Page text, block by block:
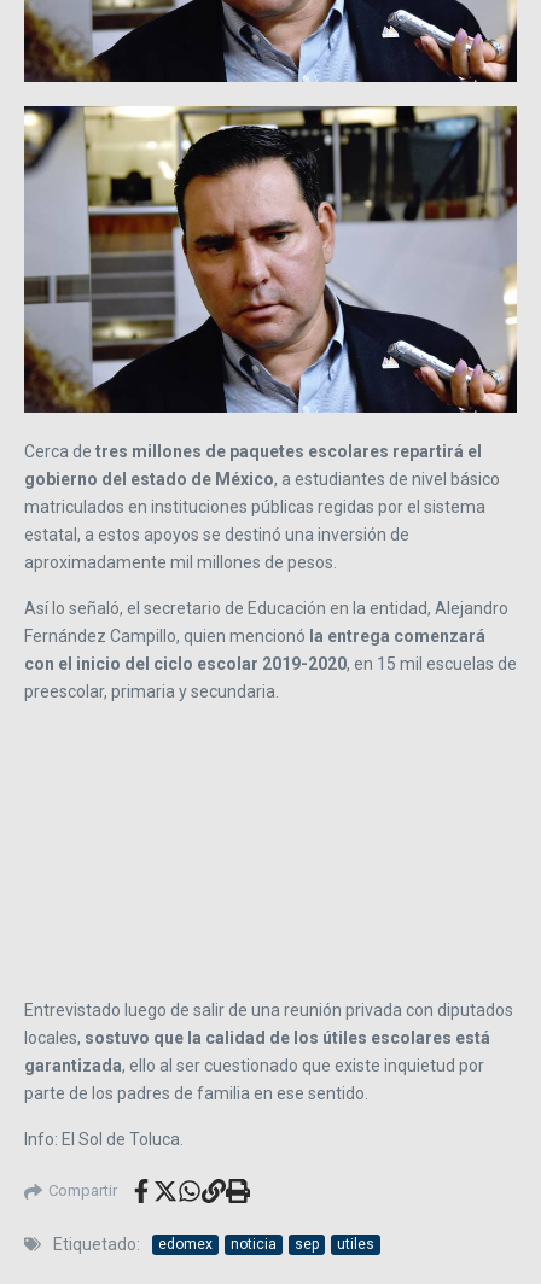
Cerca de tres millones de paquetes escolares repartirá el
gobierno del estado de México, a estudiantes de nivel básico
matriculados en instituciones públicas regidas por el sistema
estatal, a estos apoyos se destinó una inversión de
aproximadamente mil millones de pesos.
Así lo señaló, el secretario de Educación en la entidad, Alejandro
Fernández Campillo, quien mencionó la entrega comenzará
con el inicio del ciclo escolar 2019-2020, en 15 mil escuelas de
preescolar, primaria y secundaria.
Entrevistado luego de salir de una reunión privada con diputados
locales, sostuvo que la calidad de los útiles escolares está
garantizada, ello al ser cuestionado que existe inquietud por
parte de los padres de familia en ese sentido.
Info: El Sol de Toluca.
Compartir
Etiquetado: edomex noticia sep utiles